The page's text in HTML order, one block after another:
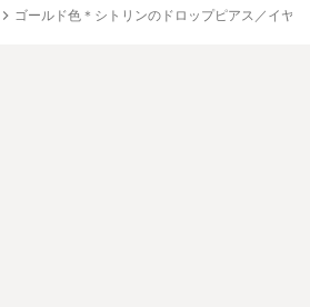
ゴールド色＊シトリンのドロップピアス／イヤ